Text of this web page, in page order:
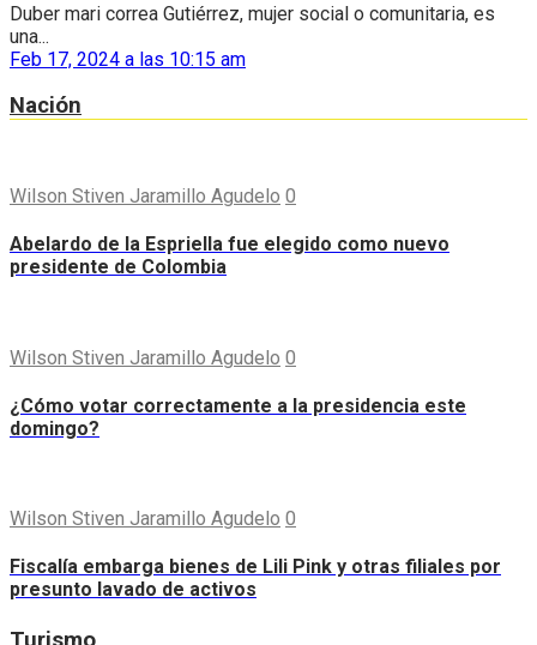
Duber mari correa Gutiérrez, mujer social o comunitaria, es
una...
Feb 17, 2024 a las 10:15 am
Nación
Wilson Stiven Jaramillo Agudelo 0
Abelardo de la Espriella fue elegido como nuevo
presidente de Colombia
Wilson Stiven Jaramillo Agudelo 0
¿Cómo votar correctamente a la presidencia este
domingo?
Wilson Stiven Jaramillo Agudelo 0
Fiscalía embarga bienes de Lili Pink y otras filiales por
presunto lavado de activos